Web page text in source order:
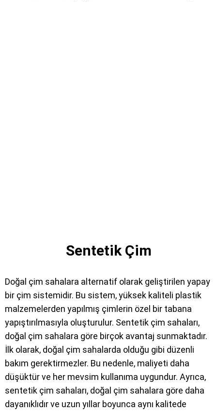
Sentetik Çim
Doğal çim sahalara alternatif olarak geliştirilen yapay
bir çim sistemidir. Bu sistem, yüksek kaliteli plastik
malzemelerden yapılmış çimlerin özel bir tabana
yapıştırılmasıyla oluşturulur. Sentetik çim sahaları,
doğal çim sahalara göre birçok avantaj sunmaktadır.
İlk olarak, doğal çim sahalarda olduğu gibi düzenli
bakım gerektirmezler. Bu nedenle, maliyeti daha
düşüktür ve her mevsim kullanıma uygundur. Ayrıca,
sentetik çim sahaları, doğal çim sahalara göre daha
dayanıklıdır ve uzun yıllar boyunca aynı kalitede